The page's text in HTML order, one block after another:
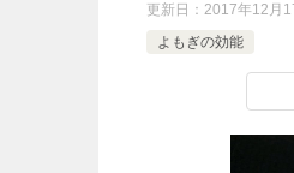
更新日： 2017年12月
よもぎの効能